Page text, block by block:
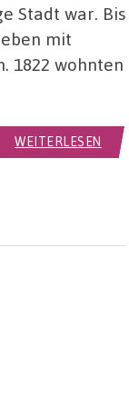
Stadt war. Bis
mit
1822 wohnten
WEITERLESEN